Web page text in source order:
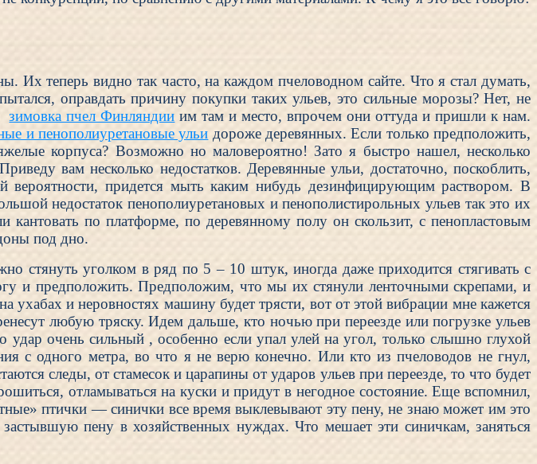
Их теперь видно так часто, на каждом пчеловодном сайте. Что я стал думать,
оправдать причину покупки таких ульев, это сильные морозы? Нет, не
зимовка пчел Финляндии им там и место, впрочем они оттуда и пришли к нам.
и пенополиуретановые ульи дороже деревянных. Если только предположить,
корпуса? Возможно но маловероятно! Зато я быстро нашел, несколько
вам несколько недостатков. Деревянные ульи, достаточно, поскоблить,
вероятности, придется мыть каким нибудь дезинфицирующим раствором. В
недостаток пенополиуретановых и пенополистирольных ульев так это их
по платформе, по деревянному полу он скользит, с пенопластовым
под дно.
стянуть уголком в ряд по 5 – 10 штук, иногда даже приходится стягивать с
и предположить. Предположим, что мы их стянули ленточными скрепами, и
и неровностях машину будет трясти, вот от этой вибрации мне кажется
любую тряску. Идем дальше, кто ночью при переезде или погрузке ульев
очень сильный , особенно если упал улей на угол, только слышно глухой
с одного метра, во что я не верю конечно. Или кто из пчеловодов не гнул,
следы, от стамесок и царапины от ударов ульев при переезде, то что будет
отламываться на куски и придут в негодное состояние. Еще вспомнил,
птички — синички все время выклевывают эту пену, не знаю может им это
пену в хозяйственных нуждах. Что мешает эти синичкам, заняться